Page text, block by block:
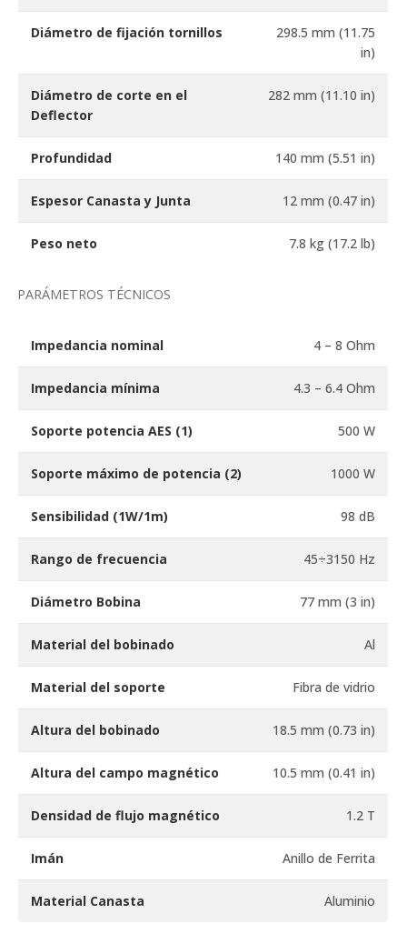
Diámetro de fijación tornillos
298.5 mm (11.75
in)
Diámetro de corte en el
Deflector
282 mm (11.10 in)
Profundidad 140 mm (5.51 in)
Espesor Canasta y Junta 12 mm (0.47 in)
Peso neto 7.8 kg (17.2 lb)
PARÁMETROS TÉCNICOS
Impedancia nominal 4 – 8 Ohm
Impedancia mínima 4.3 – 6.4 Ohm
Soporte potencia AES (1) 500 W
Soporte máximo de potencia (2) 1000 W
Sensibilidad (1W/1m) 98 dB
Rango de frecuencia 45÷3150 Hz
Diámetro Bobina 77 mm (3 in)
Material del bobinado Al
Material del soporte Fibra de vidrio
Altura del bobinado 18.5 mm (0.73 in)
Altura del campo magnético 10.5 mm (0.41 in)
Densidad de flujo magnético 1.2 T
Imán Anillo de Ferrita
Material Canasta Aluminio